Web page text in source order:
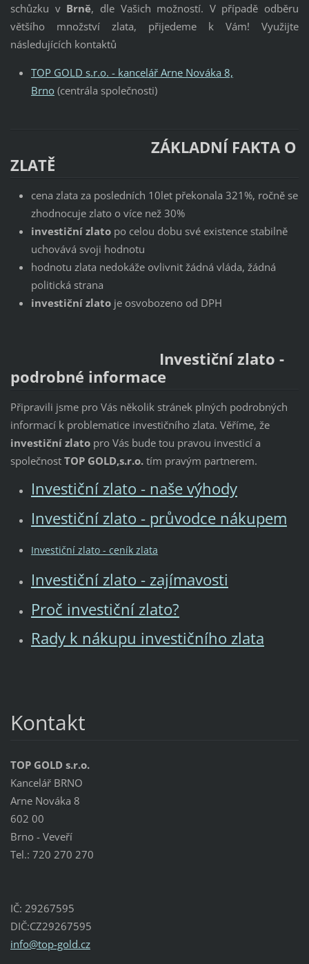
schůzku v Brně, dle Vašich možností. V případě odběru
většího množství zlata, přijedeme k Vám! Využijte
následujících kontaktů
TOP GOLD s.r.o. - kancelář Arne Nováka 8,
Brno(centrála společnosti)
ZÁKLADNÍ FAKTA O
ZLATĚ
cena zlata za posledních 10let překonala 321%, ročně se
zhodnocuje zlato o více než 30%
investiční zlatopo celou dobu své existence stabilně
uchovává svoji hodnotu
hodnotu zlata nedokáže ovlivnit žádná vláda, žádná
politická strana
investiční zlatoje osvobozeno od DPH
Investiční zlato -
podrobné informace
Připravili jsme pro Vás několik stránek plných podrobných
informací k problematice investičního zlata. Věříme, že
investiční zlatopro Vás bude tou pravou investicí a
společnost TOP GOLD,s.r.o. tím pravým partnerem.
Investiční zlato - naše výhody
Investiční zlato - průvodce nákupem
Investiční zlato - ceník zlata
Investiční zlato - zajímavosti
Proč investiční zlato?
Rady k nákupu investičního zlata
Kontakt
TOP GOLD s.r.o.
Kancelář BRNO
Arne Nováka 8
602 00
Brno - Veveří
Tel.: 720 270 270
IČ: 29267595
DIČ:CZ29267595
info@top-gold.cz